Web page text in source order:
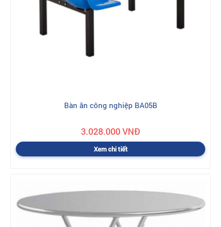
Bàn ăn công nghiệp BA05B
3.028.000 VNĐ
Xem chi tiết